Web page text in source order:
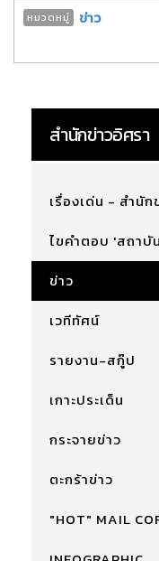
หมวดหมู่ ข่าว
สำนักข่าวอิศรา
เรื่องเด่น - สำนัก
ไขคำตอบ 'สถา
ข่าว
เวทีทัศน์
รายงาน-สกู๊ป
เกาะประเด็น
กระจายข่าว
ตะกร้าข่าว
"HOT" MAIL